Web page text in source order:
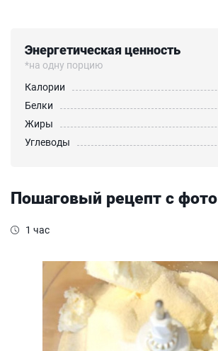
Энергетическая ценность
*на одну порцию
Калории
Белки
Жиры
Углеводы
Пошаговый рецепт с фото
1 час